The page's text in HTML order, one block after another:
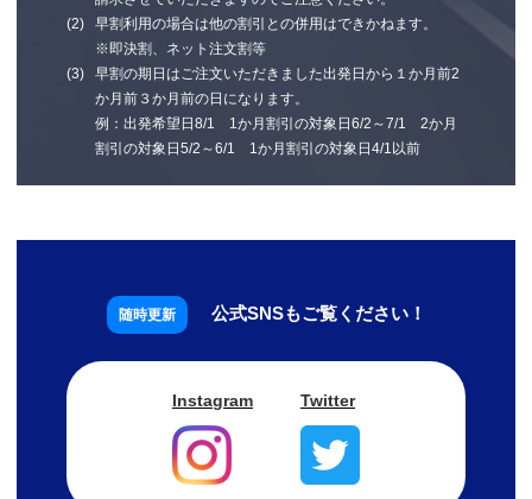
一、当該第三者が当該車両を拒否した場合でも、輸送に対する請求権は発生
二、前項の場合、輸送会社は当該車両を当社或いは当社の指定する保管場所
に 持ち帰り保管するものとし、当社は依頼主に対し持ち帰りの輸送料金及
び保管 料金を請求することができるものとします。
三、当社は依頼主に受け取りが拒否された旨を連絡し、依頼主は当社の指示
五、依頼主が前項料金を支払わない場合には、当社は当該車両の返還を行わ
な い場合があります。当該車両が依頼主以外の所有であっても同様としま
六、当社が前三項に定める連絡を行い、一ヶ月経過後も依頼主が当該車両を
引 き取らない場合には、当社は依頼主に連絡することなく、当社の定める
方法、 時期、金額にて当該車両を処分し、その代金を当社の依頼主に対す
る債権（本 約款以外の契約に基づく債権を含みます）に充当することがで
きるものとしま す。
当社サービスに関する情報提供
当社サービスの販売、提供
セミナー、イベント、展示会の御案内
契約の履行（当社サービスのサポートを含みます）
商談、お問い合わせ対応
当社の採用活動（直接・間接を問わず当社の採用選考に自らの意思をもって
応募した場合に限ります）
適切な安全管理措置を講じます。
当社サーバーに格納されるいかなるデータも、機密情報として扱われ、一般
には利用できない様にしております。
制限を定めております。
当社は、収集した情報の取扱いを委託する場合があります。その場合には、
情報の預託に係わる基本契約等の必要な契約を締結し、委託を受けた者に対
する必要かつ適切な監督をおこないます。
早割利用の場合は他の割引との併用はできかねます。
※即決割、ネット注文割等
早割の期日はご注文いただきました出発日から１か月前2
か月前３か月前の日になります。
例：出発希望日8/1 1か月割引の対象日6/2～7/1 2か月
割引の対象日5/2～6/1 1か月割引の対象日4/1以前
公式SNSもご覧ください！
Instagram Twitter